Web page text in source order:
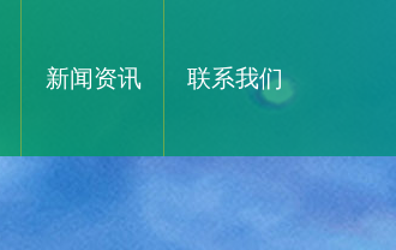
新闻资讯 联系我们